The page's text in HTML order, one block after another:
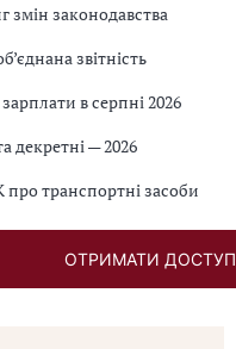
змін законодавства
звітність
в серпні 2026
декретні — 2026
про транспортні засоби
ОТРИМАТИ ДОСТУП